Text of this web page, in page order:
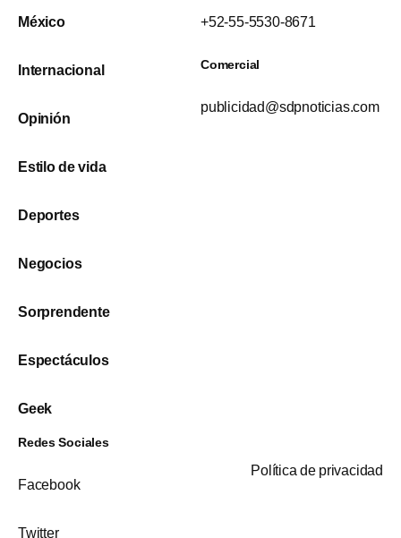
México
Internacional
Opinión
Estilo de vida
Deportes
Negocios
Sorprendente
Espectáculos
Geek
+52-55-5530-8671
Comercial
publicidad@sdpnoticias.com
Redes Sociales
Facebook
Twitter
Política de privacidad